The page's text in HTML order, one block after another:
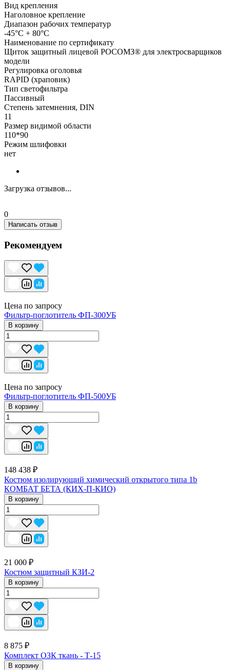
Вид крепления
Наголовное крепление
Диапазон рабочих температур
-45°C + 80°C
Наименование по сертификату
Щиток защитный лицевой РОСОМЗ® для электросварщиков
модели
Регулировка оголовья
RAPID (храповик)
Тип светофильтра
Пассивный
Степень затемнения, DIN
11
Размер видимой области
110*90
Режим шлифовки
нет
Загрузка отзывов...
0
Написать отзыв
Рекомендуем
Цена по запросу
Фильтр-поглотитель ФП-300УБ
В корзину
Цена по запросу
Фильтр-поглотитель ФП-500УБ
В корзину
148 438 ₽
Костюм изолирующий химический открытого типа 1b
КОМБАТ БЕТА (КИХ-П-КИО)
В корзину
21 000 ₽
Костюм защитный КЗИ-2
В корзину
8 875 ₽
Комплект ОЗК ткань - Т-15
В корзину